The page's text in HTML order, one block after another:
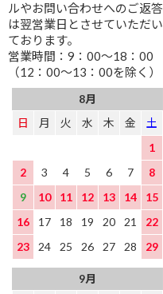
ルやお問い合わせへのご返答
は翌営業日とさせていただい
ております。
営業時間：9：00～18：00
（12：00～13：00を除く）
8月
日
月 火 水 木 金
土
1
2
3 4 5 6 7
8
9
10 11 12 13 14
15
16
17 18 19 20 21
22
23
24 25 26 27 28 29
9月